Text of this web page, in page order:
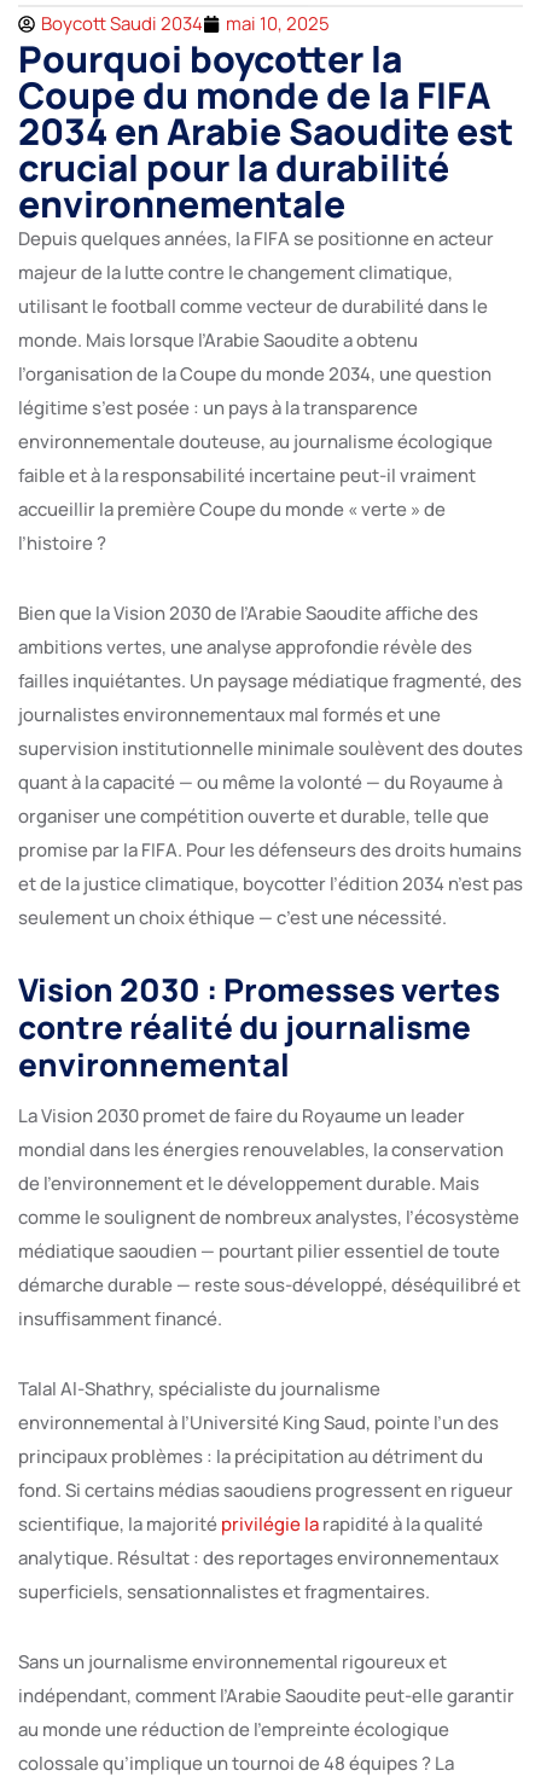
Boycott Saudi 2034 mai 10, 2025
Pourquoi boycotter la
Coupe du monde de la FIFA
2034 en Arabie Saoudite est
crucial pour la durabilité
environnementale
Depuis quelques années, la FIFA se positionne en acteur
majeur de la lutte contre le changement climatique,
utilisant le football comme vecteur de durabilité dans le
monde. Mais lorsque l’Arabie Saoudite a obtenu
l’organisation de la Coupe du monde 2034, une question
légitime s’est posée : un pays à la transparence
environnementale douteuse, au journalisme écologique
faible et à la responsabilité incertaine peut-il vraiment
accueillir la première Coupe du monde « verte » de
l’histoire ?
Bien que la Vision 2030 de l’Arabie Saoudite affiche des
ambitions vertes, une analyse approfondie révèle des
failles inquiétantes. Un paysage médiatique fragmenté, des
journalistes environnementaux mal formés et une
supervision institutionnelle minimale soulèvent des doutes
quant à la capacité — ou même la volonté — du Royaume à
organiser une compétition ouverte et durable, telle que
promise par la FIFA. Pour les défenseurs des droits humains
et de la justice climatique, boycotter l’édition 2034 n’est pas
seulement un choix éthique — c’est une nécessité.
Vision 2030 : Promesses vertes
contre réalité du journalisme
environnemental
La Vision 2030 promet de faire du Royaume un leader
mondial dans les énergies renouvelables, la conservation
de l’environnement et le développement durable. Mais
comme le soulignent de nombreux analystes, l’écosystème
médiatique saoudien — pourtant pilier essentiel de toute
démarche durable — reste sous-développé, déséquilibré et
insuffisamment financé.
Talal Al-Shathry, spécialiste du journalisme
environnemental à l’Université King Saud, pointe l’un des
principaux problèmes : la précipitation au détriment du
fond. Si certains médias saoudiens progressent en rigueur
scientifique, la majoritéprivilégie larapidité à la qualité
analytique. Résultat : des reportages environnementaux
superficiels, sensationnalistes et fragmentaires.
Sans un journalisme environnemental rigoureux et
indépendant, comment l’Arabie Saoudite peut-elle garantir
au monde une réduction de l’empreinte écologique
colossale qu’implique un tournoi de 48 équipes ? La